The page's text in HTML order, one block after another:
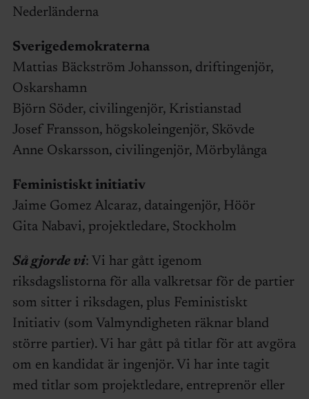
Nederländerna
Sverigedemokraterna
Mattias Bäckström Johansson, driftingenjör,
Oskarshamn
Björn Söder, civilingenjör, Kristianstad
Josef Fransson, högskoleingenjör, Skövde
Anne Oskarsson, civilingenjör, Mörbylånga
Feministiskt initiativ
Jaime Gomez Alcaraz, dataingenjör, Höör
Gita Nabavi, projektledare, Stockholm
Så gjorde vi: Vi har gått igenom
riksdagslistorna för alla valkretsar för de partier
som sitter i riksdagen, plus Feministiskt
Initiativ (som Valmyndigheten räknar bland
större partier). Vi har gått på titlar för att avgöra
om en kandidat är ingenjör. Vi har inte tagit
med titlar som projektledare, entreprenör eller